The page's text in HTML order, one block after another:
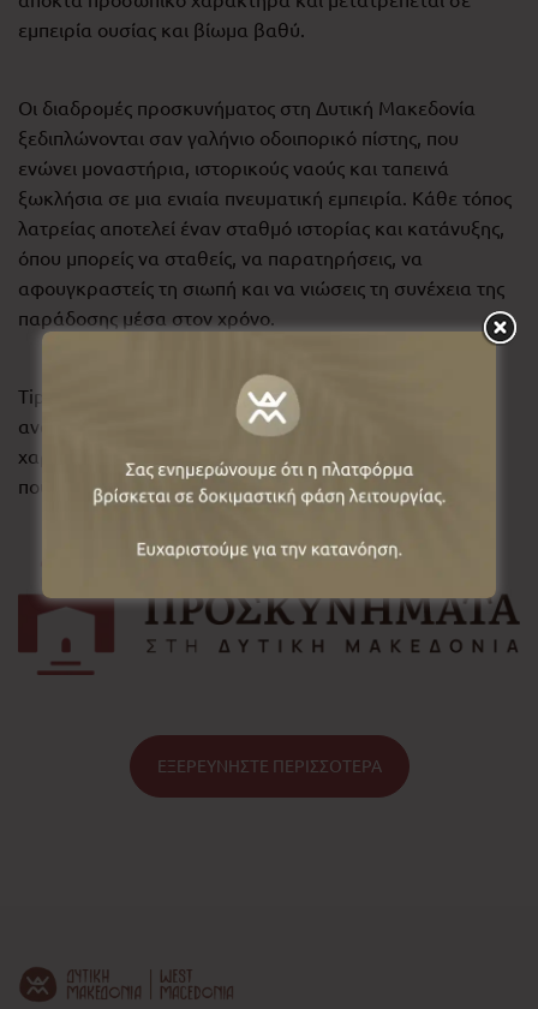
εμπειρία ουσίας και βίωμα βαθύ.
Οι διαδρομές προσκυνήματος στη Δυτική Μακεδονία
ξεδιπλώνονται σαν γαλήνιο οδοιπορικό πίστης, που
ενώνει μοναστήρια, ιστορικούς ναούς και ταπεινά
ξωκλήσια σε μια ενιαία πνευματική εμπειρία. Κάθε τόπος
λατρείας αποτελεί έναν σταθμό ιστορίας και κατάνυξης,
όπου μπορείς να σταθείς, να παρατηρήσεις, να
αφουγκραστείς τη σιωπή και να νιώσεις τη συνέχεια της
παράδοσης μέσα στον χρόνο.
Tip: Στα «Προσκυνήματα Δυτικής Μακεδονίας»
ανακαλύψεις επιλεγμένους ιερούς τόπους και θα
χαράξεις τη δική σου πορεία μέσα από μονές και ναούς
που σημάδεψαν την πνευματική ιστορία της περιοχής.
ΕΞΕΡΕΥΝΗΣΤΕ ΠΕΡΙΣΣΟΤΕΡΑ